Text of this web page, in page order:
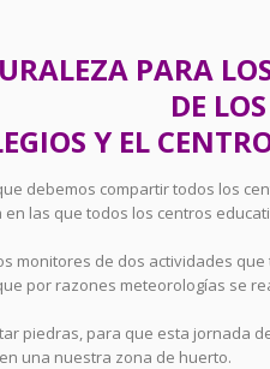
PARA
DE LOS
Y EL
debemos compartir todos los
las que todos los centros
monitores de dos actividades
por razones meteorologías se
piedras, para que esta jornada
una nuestra zona de huerto.